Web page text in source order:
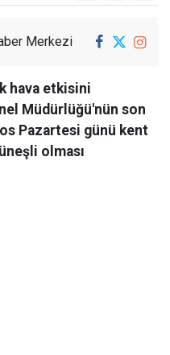
Merkezi
hava etkisini
Müdürlüğü'nün son
Pazartesi günü kent
olması